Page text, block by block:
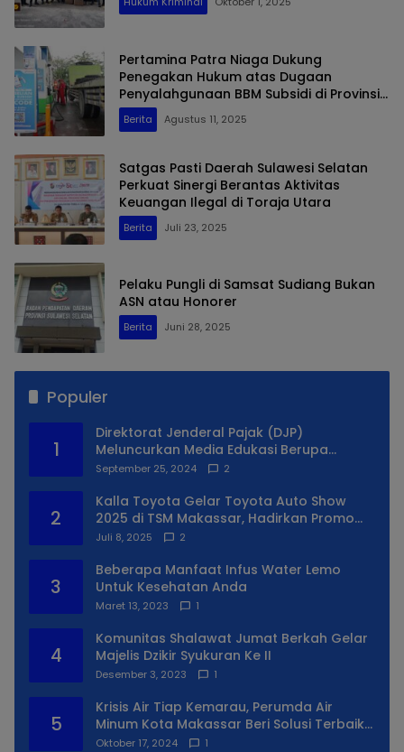
Pertamina Patra Niaga Dukung
Penegakan Hukum atas Dugaan
Penyalahgunaan BBM Subsidi di Provinsi
Sulawesi Selatan
Berita Agustus 11, 2025
Satgas Pasti Daerah Sulawesi Selatan
Perkuat Sinergi Berantas Aktivitas
Keuangan Ilegal di Toraja Utara
Berita Juli 23, 2025
Pelaku Pungli di Samsat Sudiang Bukan
ASN atau Honorer
Berita Juni 28, 2025
Populer
1
Direktorat Jenderal Pajak (DJP)
Meluncurkan Media Edukasi Berupa
Simulator Coretax
September 25, 2024 2
2
Kalla Toyota Gelar Toyota Auto Show
2025 di TSM Makassar, Hadirkan Promo
Spesial
Juli 8, 2025 2
3
Beberapa Manfaat Infus Water Lemo
Untuk Kesehatan Anda
Maret 13, 2023 1
4
Komunitas Shalawat Jumat Berkah Gelar
Majelis Dzikir Syukuran Ke II
Desember 3, 2023 1
5
Krisis Air Tiap Kemarau, Perumda Air
Minum Kota Makassar Beri Solusi Terbaik
Untuk Daerah Utara Kota
Oktober 17, 2024 1